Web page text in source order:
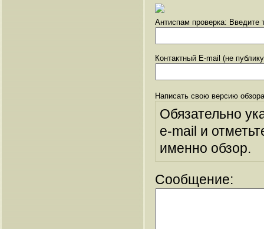
Антиспам проверка: Введите
Контактный E-mail (не
Написать свою версию
Обязательно
e-mail и
именно обзор.
Сообщение: